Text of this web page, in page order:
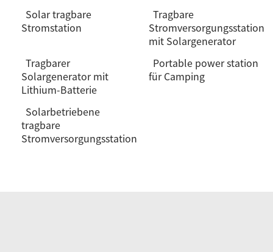
Solar tragbare
Stromstation
Tragbare
Stromversorgungsstation
mit Solargenerator
Tragbarer
Solargenerator mit
Lithium-Batterie
Portable power station
für Camping
Solarbetriebene
tragbare
Stromversorgungsstation